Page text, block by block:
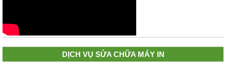
DỊCH VỤ SỬA CHỮA MÁY IN